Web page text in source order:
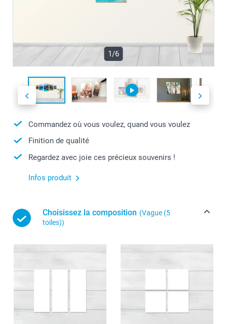
1/6
Commandez où vous voulez, quand vous voulez
Finition de qualité
Regardez avec joie ces précieux souvenirs !
Infos produit
Choisissez la composition (Vague (5
toiles))